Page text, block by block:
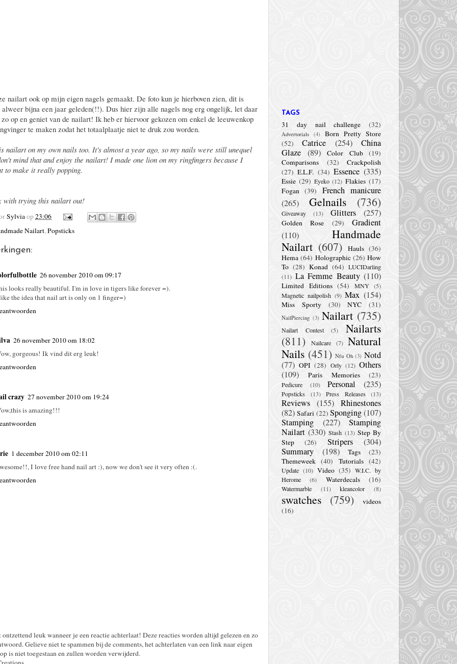
nailart ook op mijn eigen nagels gemaakt. De foto kun je hierboven zien, dit is
bijna een jaar geleden(!!). Dus hier zijn alle nagels nog erg ongelijk, let daar
op en geniet van de nailart! Ik heb er hiervoor gekozen om enkel de leeuwenkop
te maken zodat het totaalplaatje niet te druk zou worden.
nailart on my own nails too. It's almost a year ago, so my nails were still unequel
mind that and enjoy the nailart! I made one lion on my ringfingers because I
to make it really popping.
with trying this nailart out!
Sylviaop23:06
Nailart,Popsticks
26 november 2010 om 09:17
looks really beautiful. I'm in love in tigers like forever =).
the idea that nail art is only on 1 finger=)
26 november 2010 om 18:02
gorgeous! Ik vind dit erg leuk!
crazy 27 november 2010 om 19:24
is amazing!!!
1 december 2010 om 02:11
I love free hand nail art :), now we don't see it very often :(.
leuk wanneer je een reactie achterlaat! Deze reacties worden altijd gelezen en zo
Gelieve niet te spammen bij de comments, het achterlaten van een link naar eigen
is niet toegestaan en zullen worden verwijderd.
TAGS
31 day nail challenge (32)
Advertorials (4)
Born Pretty Store
(52)
Catrice (254)
China
Glaze (89) Color Club
(19)
Comparisons
(32)
Crackpolish
(27) E.L.F. (34) Essence (335)
Essie (29) Eyeko (12) Flakies (17)
Fogan (39)
French manicure
(265)
Gelnails (736)
Giveaway (13) Glitters (257)
Golden Rose (29)
Gradient
(110)
Handmade
Nailart (607) Hauls (36)
Hema (64) Holographic (26) How
To (28) Konad (64) LUCIDarling
(11) La Femme Beauty (110)
Limited Editions (54) MNY (5)
Magnetic nailpolish (9) Max (154)
Miss Sporty (30) NYC (31)
NailPiercing (3) Nailart (735)
Nailart Contest (5)
Nailarts
(811)
Nailcare (7) Natural
Nails (451) Nfu Oh (3) Notd
(77) OPI (28) Orly (12) Others
(109)
Paris Memories (23)
Pedicure (10) Personal (235)
Popsticks (13) Press Releases (13)
Reviews (155) Rhinestones
(82) Safari (22) Sponging(107)
Stamping
(227)
Stamping
Nailart (330) Stash (13) Step By
Step
(26) Stripers
(304)
Summary
(198) Tags
(23)
Themeweek (40) Tutorials (42)
Update (10) Video (35) W.I.C. by
Herome
(6) Waterdecals (16)
Watermarble (11) kleancolor (8)
swatches (759)
videos
(16)